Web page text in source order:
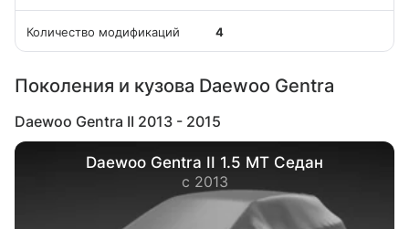
Количество модификаций 4
Поколения и кузова Daewoo Gentra
Daewoo Gentra II 2013 - 2015
Daewoo Gentra II 1.5 MT Седан
с 2013